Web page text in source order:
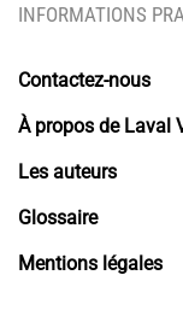
INFORMATIONS
Contactez-nous
À propos de Laval
Les auteurs
Glossaire
Mentions légales